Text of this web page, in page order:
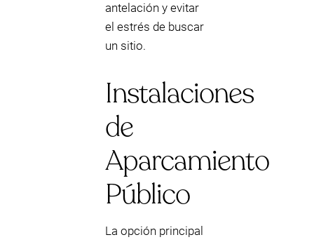
antelación y evitar
el estrés de buscar
un sitio.
Instalaciones
de
Aparcamiento
Público
La opción principal